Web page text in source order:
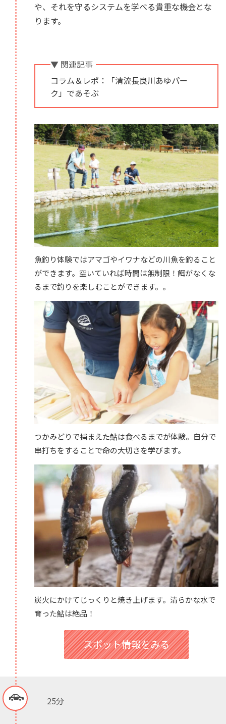
や、それを守るシステムを学べる貴重な機会とな
ります。
▼ 関連記事
コラム＆レポ：「清流長良川あゆパー
ク」であそぶ
魚釣り体験ではアマゴやイワナなどの川魚を釣ること
ができます。空いていれば時間は無制限！餌がなくな
るまで釣りを楽しむことができます。。
つかみどりで捕まえた鮎は食べるまでが体験。自分で
串打ちをすることで命の大切さを学びます。
炭火にかけてじっくりと焼き上げます。清らかな水で
育った鮎は絶品！
スポット情報をみる
25分